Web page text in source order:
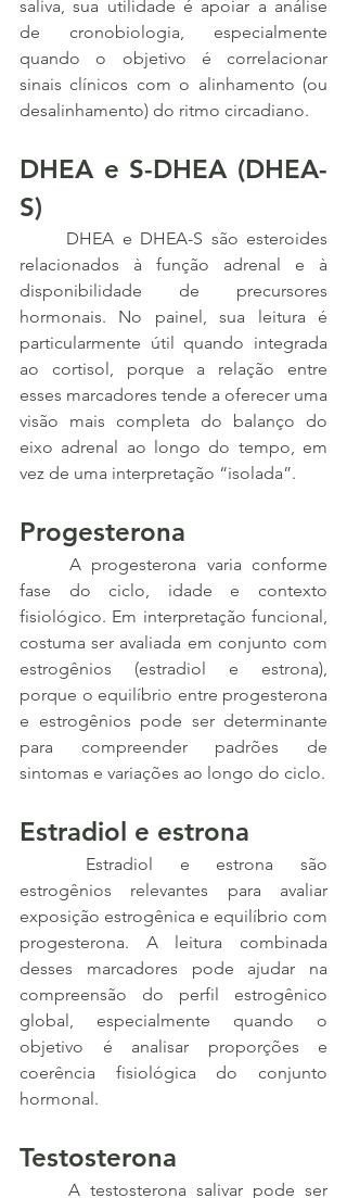
saliva, sua utilidade é apoiar a análise
de cronobiologia, especialmente
quando o objetivo é correlacionar
sinais clínicos com o alinhamento (ou
desalinhamento) do ritmo circadiano.
DHEA e S-DHEA (DHEA-
S)
relacionados à função adrenal e à
disponibilidade de precursores
hormonais. No painel, sua leitura é
particularmente útil quando integrada
ao cortisol, porque a relação entre
esses marcadores tende a oferecer uma
visão mais completa do balanço do
eixo adrenal ao longo do tempo, em
vez de uma interpretação “isolada”.
Progesterona
fase do ciclo, idade e contexto
fisiológico. Em interpretação funcional,
costuma ser avaliada em conjunto com
estrogênios (estradiol e estrona),
porque o equilíbrio entre progesterona
e estrogênios pode ser determinante
para compreender padrões de
sintomas e variações ao longo do ciclo.
Estradiol e estrona
estrogênios relevantes para avaliar
exposição estrogênica e equilíbrio com
progesterona. A leitura combinada
desses marcadores pode ajudar na
compreensão do perfil estrogênico
global, especialmente quando o
objetivo é analisar proporções e
coerência fisiológica do conjunto
hormonal.
Testosterona